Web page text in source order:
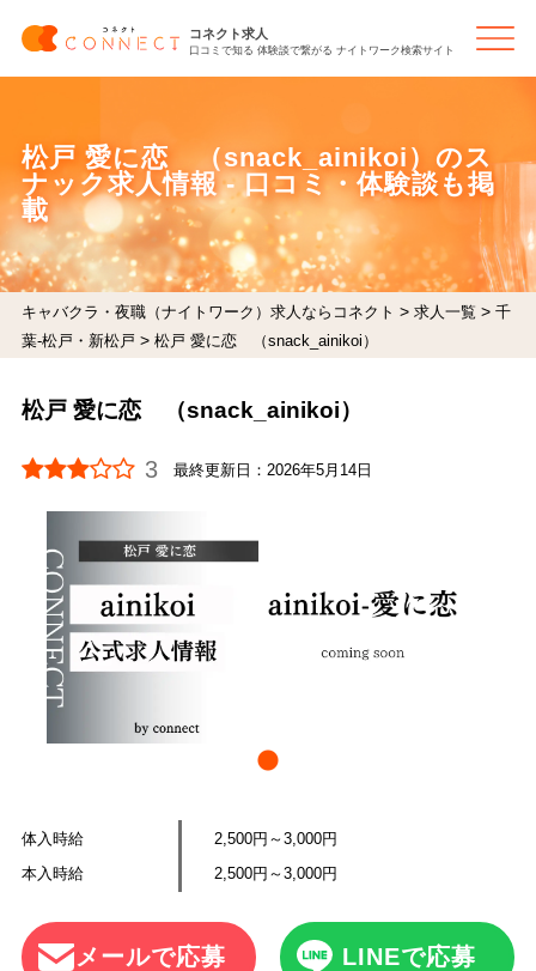
コネクト求人
口コミで知る 体験談で繋がる ナイトワーク検索サイト
松戸 愛に恋 （snack_ainikoi）のス
ナック求人情報 - 口コミ・体験談も掲
載
キャバクラ・夜職（ナイトワーク）求人ならコネクト > 求人一覧 > 千
葉-松戸・新松戸 > 松戸 愛に恋 （snack_ainikoi）
松戸 愛に恋 （snack_ainikoi）
3 最終更新日：2026年5月14日
体入時給
2,500円～3,000円
本入時給
2,500円～3,000円
メールで応募 LINEで応募